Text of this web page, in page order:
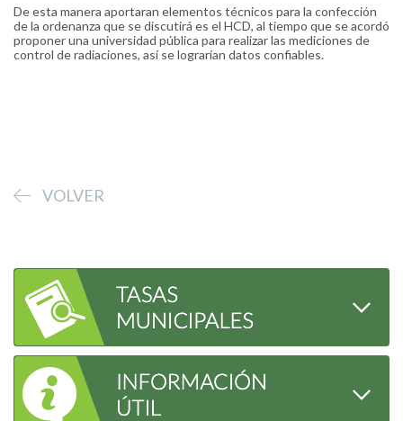
De esta manera aportaran elementos técnicos para la confección
de la ordenanza que se discutirá es el HCD, al tiempo que se acordó
proponer una universidad pública para realizar las mediciones de
control de radiaciones, así se lograrían datos confiables.
VOLVER